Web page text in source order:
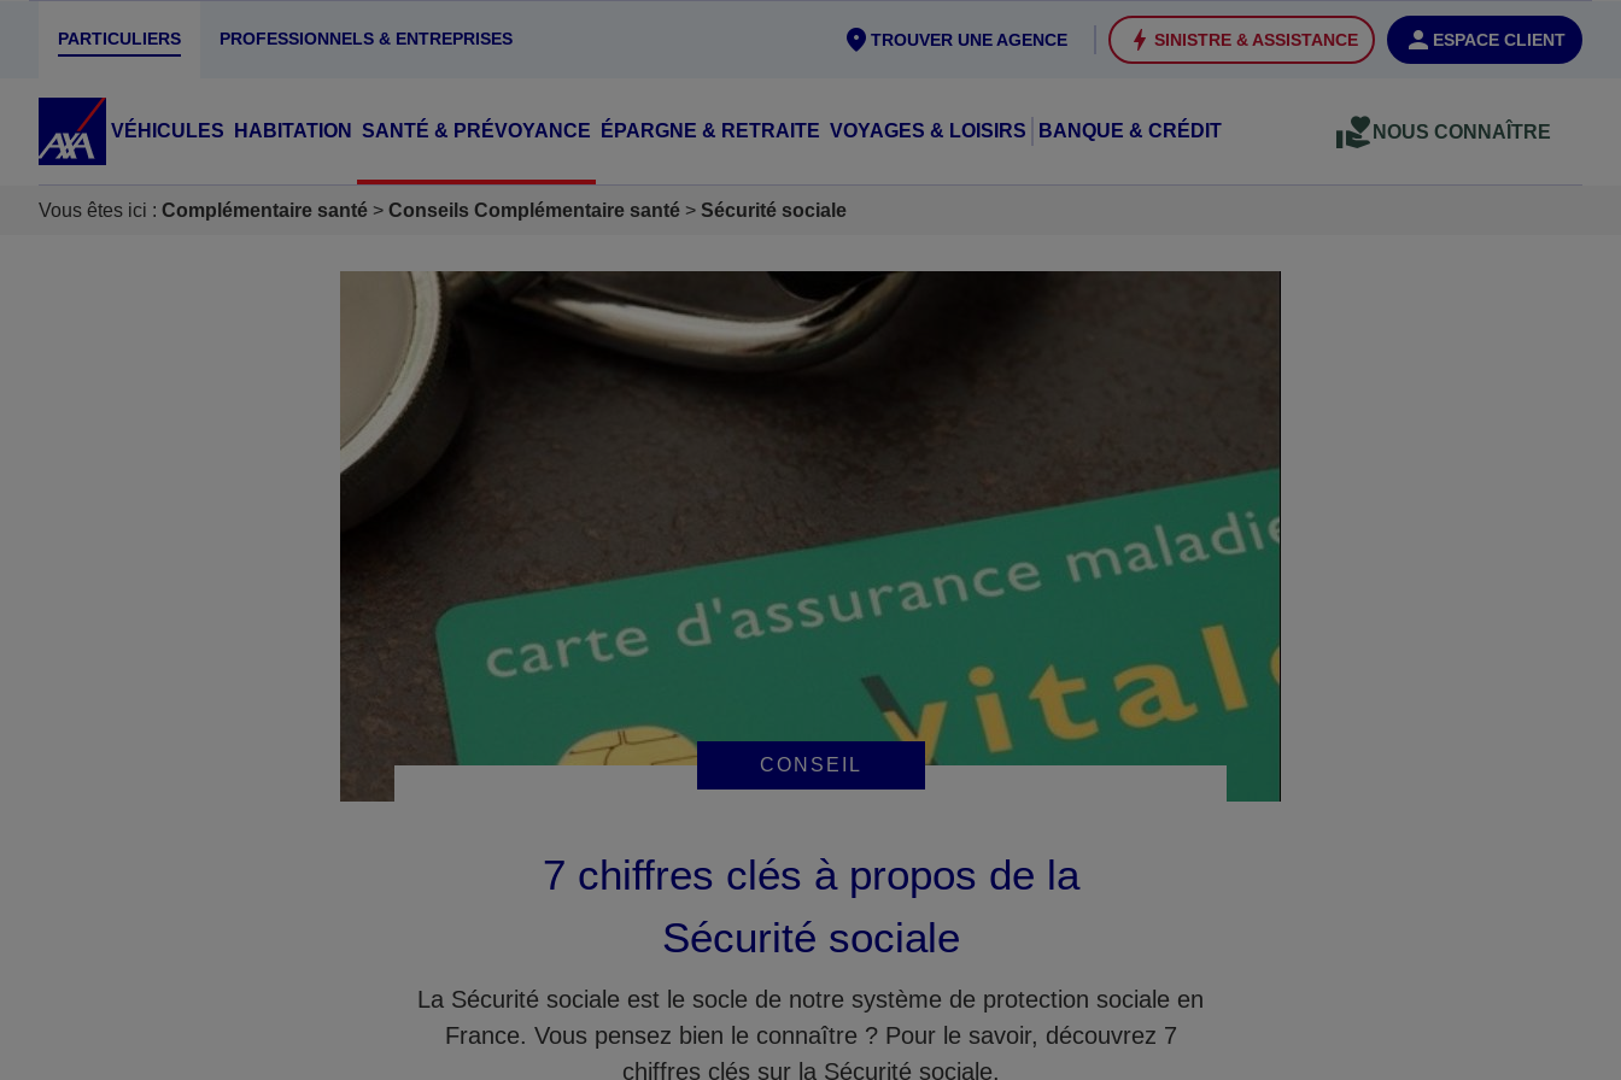
PARTICULIERS PROFESSIONNELS & ENTREPRISES ESPACE CLIENT
SINISTRE & ASSISTANCE
TROUVER UNE AGENCE
VÉHICULES HABITATION SANTÉ & PRÉVOYANCE ÉPARGNE & RETRAITE VOYAGES & LOISIRS BANQUE & CRÉDIT NOUS CONNAÎTRE
Vous êtes ici : Complémentaire santé Conseils Complémentaire santé Sécurité sociale
CONSEIL
7 chiffres clés à propos de la
Sécurité sociale
La Sécurité sociale est le socle de notre système de protection sociale en
France. Vous pensez bien le connaître ? Pour le savoir, découvrez 7
chiffres clés sur la Sécurité sociale.